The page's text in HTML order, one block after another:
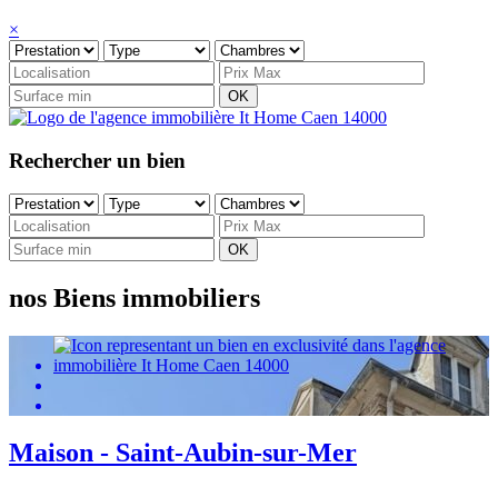
×
OK
Rechercher un bien
OK
nos Biens immobiliers
Maison - Saint-Aubin-sur-Mer